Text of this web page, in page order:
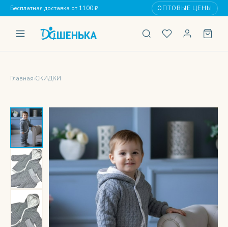
Бесплатная доставка от 1100 ₽ ОПТОВЫЕ ЦЕНЫ
Главная›СКИДКИ